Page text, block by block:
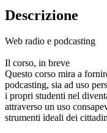
Descrizione
Web radio e podcasting
Il corso, in breve
Questo corso mira a
podcasting, sia ad uso
i propri studenti nel
attraverso un uso
strumenti ideali dei